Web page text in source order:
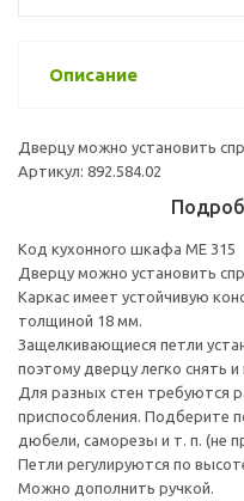
Описание
Дверцу можно установить
Артикул: 892.584.02
Код кухонного шкафа ME 315
Дверцу можно установить
Каркас имеет устойчивую
толщиной 18 мм.
Защелкивающиеся петли
поэтому дверцу легко снять и
Для разных стен требуются
приспособления. Подберите
дюбели, саморезы и т. п. (не
Петли регулируются по
Можно дополнить ручкой.